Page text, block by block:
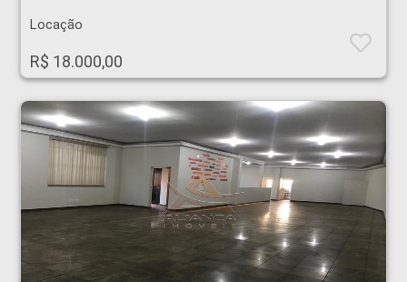
Locação
R$ 18.000,00